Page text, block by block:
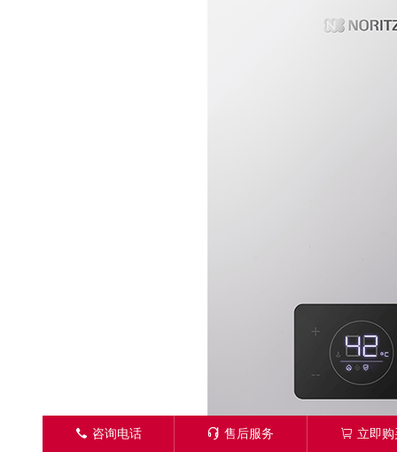
󦁁 咨询电话 󦑱 售后服务 󦂱 立即购